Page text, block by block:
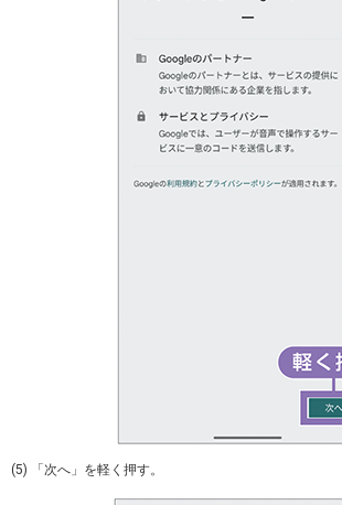
(5) 「次へ」を軽く押す。